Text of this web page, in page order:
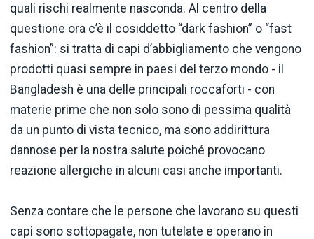
quali rischi realmente nasconda. Al centro della
questione ora c’è il cosiddetto “dark fashion” o “fast
fashion”: si tratta di capi d’abbigliamento che vengono
prodotti quasi sempre in paesi del terzo mondo - il
Bangladesh è una delle principali roccaforti - con
materie prime che non solo sono di pessima qualità
da un punto di vista tecnico, ma sono addirittura
dannose per la nostra salute poiché provocano
reazione allergiche in alcuni casi anche importanti.
Senza contare che le persone che lavorano su questi
capi sono sottopagate, non tutelate e operano in